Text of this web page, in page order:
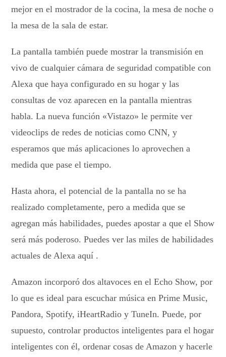
mejor en el mostrador de la cocina, la mesa de noche o
la mesa de la sala de estar.
La pantalla también puede mostrar la transmisión en
vivo de cualquier cámara de seguridad compatible con
Alexa que haya configurado en su hogar y las
consultas de voz aparecen en la pantalla mientras
habla. La nueva función «Vistazo» le permite ver
videoclips de redes de noticias como CNN, y
esperamos que más aplicaciones lo aprovechen a
medida que pase el tiempo.
Hasta ahora, el potencial de la pantalla no se ha
realizado completamente, pero a medida que se
agregan más habilidades, puedes apostar a que el Show
será más poderoso. Puedes ver las miles de habilidades
actuales de Alexa aquí .
Amazon incorporó dos altavoces en el Echo Show, por
lo que es ideal para escuchar música en Prime Music,
Pandora, Spotify, iHeartRadio y TuneIn. Puede, por
supuesto, controlar productos inteligentes para el hogar
inteligentes con él, ordenar cosas de Amazon y hacerle